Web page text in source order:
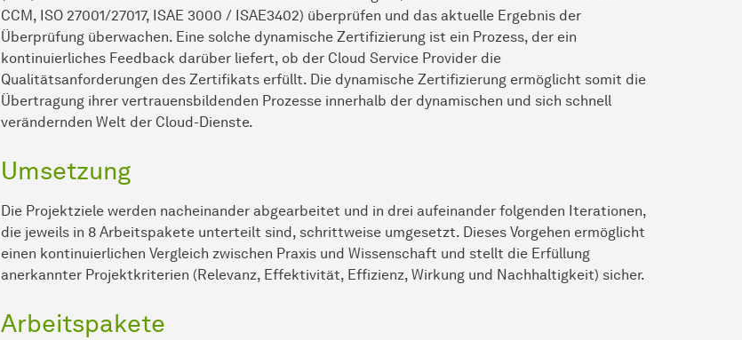
CCM, ISO 27001/27017, ISAE 3000 / ISAE3402) überprüfen und das aktuelle Ergebnis der
Überprüfung überwachen. Eine solche dynamische Zertifizierung ist ein Prozess, der ein
kontinuierliches Feedback darüber liefert, ob der Cloud Service Provider die
Qualitätsanforderungen des Zertifikats erfüllt. Die dynamische Zertifizierung ermöglicht somit die
Übertragung ihrer vertrauensbildenden Prozesse innerhalb der dynamischen und sich schnell
verändernden Welt der Cloud-Dienste.
Umsetzung
Die Projektziele werden nacheinander abgearbeitet und in drei aufeinander folgenden Iterationen,
die jeweils in 8 Arbeitspakete unterteilt sind, schrittweise umgesetzt. Dieses Vorgehen ermöglicht
einen kontinuierlichen Vergleich zwischen Praxis und Wissenschaft und stellt die Erfüllung
anerkannter Projektkriterien (Relevanz, Effektivität, Effizienz, Wirkung und Nachhaltigkeit) sicher.
Arbeitspakete